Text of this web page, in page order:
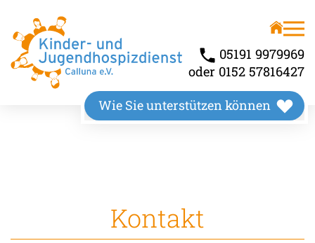
05191 9979969
oder 0152 57816427
Wie Sie unterstützen können
Kontakt
Kinderhospiz
Kindertrauerbegleitung
Familienbegleitung
Wir stellen uns vor
Unsere Räumlichkeiten
Unser Wirkungskreis